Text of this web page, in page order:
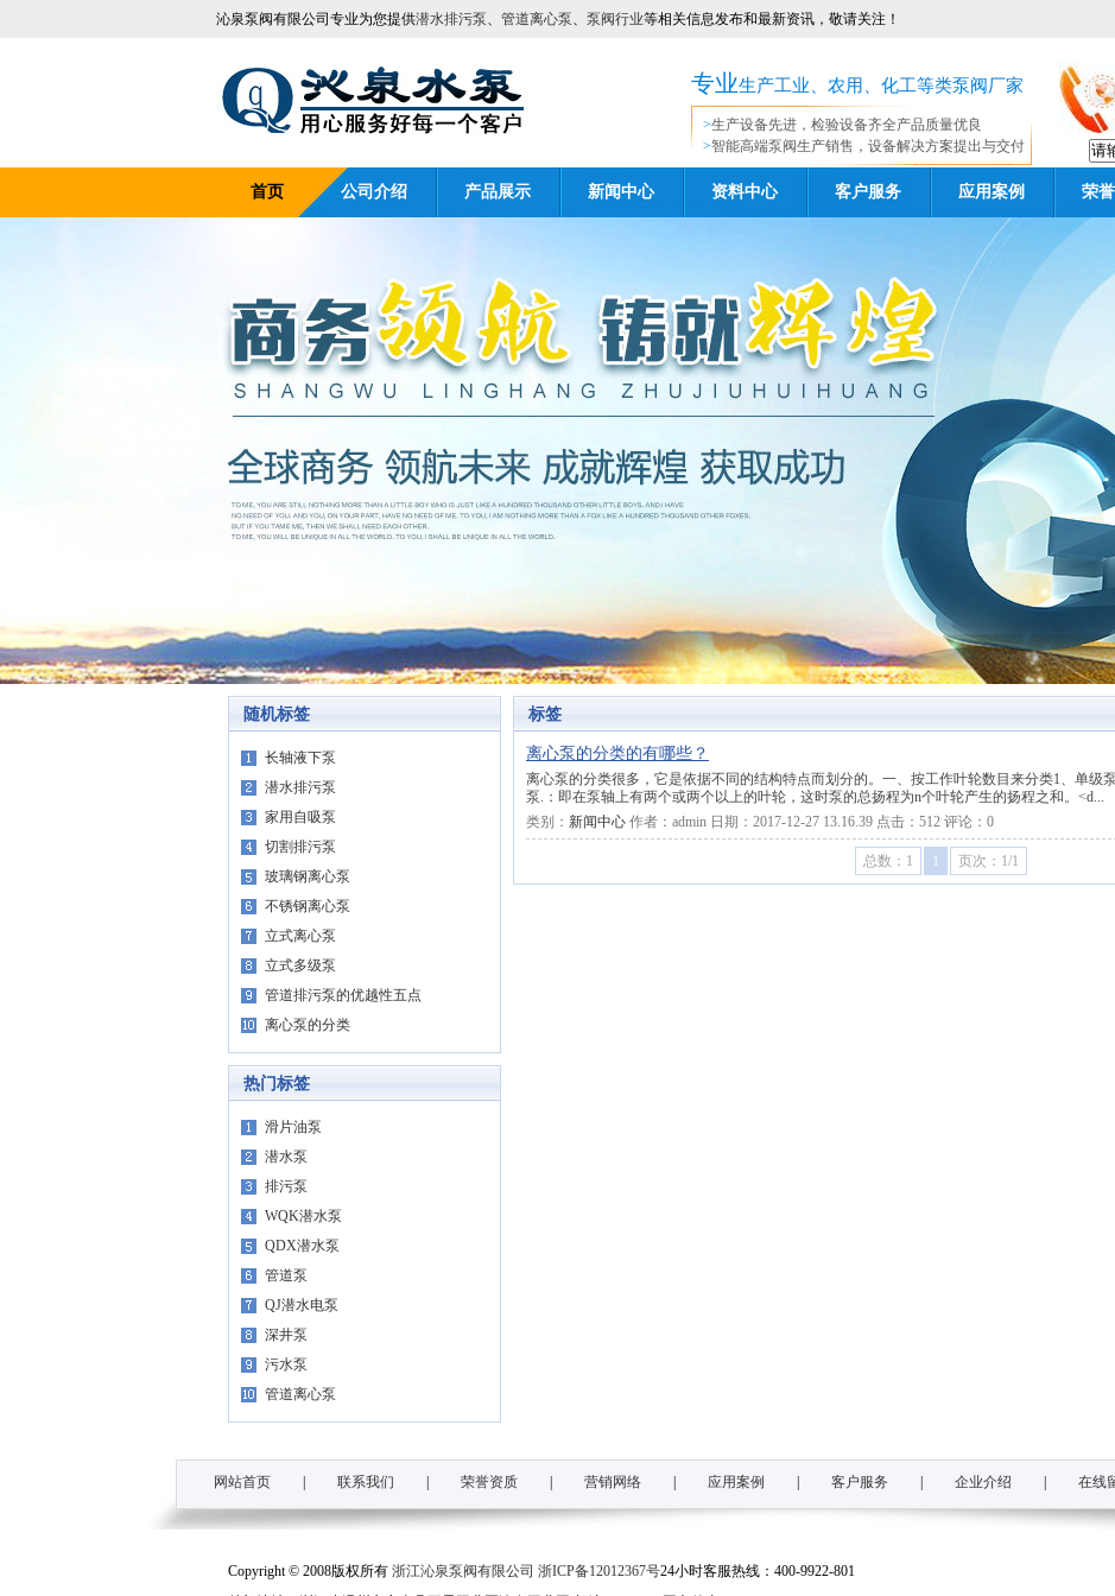
沁泉泵阀有限公司专业为您提供潜水排污泵、 管道离心泵、 泵阀行业等相关信息发布和最新资讯，敬请关注！
专业生产工业、农用、化工等类泵阀厂家
>生产设备先进，检验设备齐全产品质量优良
>智能高端泵阀生产销售，设备解决方案提出与交付
首页 公司介绍 产品展示 新闻中心 资料中心 客户服务 应用案例 荣
1 2 3
随机标签
长轴液下泵
潜水排污泵
家用自吸泵
切割排污泵
玻璃钢离心泵
不锈钢离心泵
立式离心泵
立式多级泵
管道排污泵的优越性五点
离心泵的分类
热门标签
滑片油泵
潜水泵
排污泵
WQK潜水泵
QDX潜水泵
管道泵
QJ潜水电泵
深井泵
污水泵
管道离心泵
标签
离心泵的分类的有哪些？
离心泵的分类很多，它是依据不同的结构特点而划分的。一、按工作叶轮数目来分类1、单级
泵.：即在泵轴上有两个或两个以上的叶轮，这时泵的总扬程为n个叶轮产生的扬程之和。<d...
类别： 新闻中心 作者： admin 日期： 2017-12-27 13.16.39 点击： 512 评论： 0
总数：1 1 页次：1/1
网站首页 联系我们 荣誉资质 营销网络 应用案例 客户服务 企业介绍 在线
Copyright © 2008版权所有 浙江沁泉泵阀有限公司 浙ICP备12012367号24小时客服热线：400-9922-801